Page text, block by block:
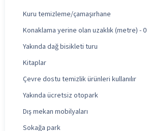
Kuru temizleme/çamaşırhane
Konaklama yerine olan uzaklık (metre) - 0
Yakında dağ bisikleti turu
Kitaplar
Çevre dostu temizlik ürünleri kullanılır
Yakında ücretsiz otopark
Dış mekan mobilyaları
Sokağa park